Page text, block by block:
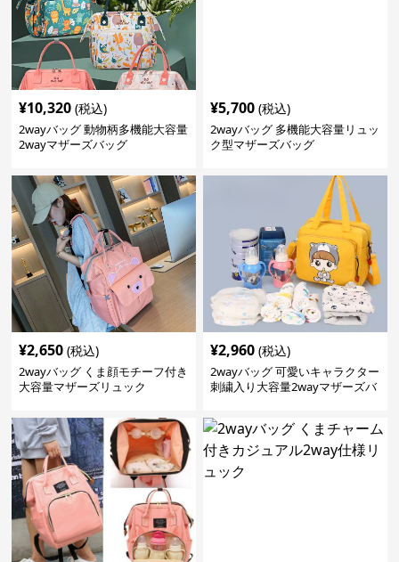
¥10,320 (税込)
2wayバッグ 動物柄多機能大容量
2wayマザーズバッグ
¥5,700 (税込)
2wayバッグ 多機能大容量リュッ
ク型マザーズバッグ
¥2,650 (税込)
2wayバッグ くま顔モチーフ付き
大容量マザーズリュック
¥2,960 (税込)
2wayバッグ 可愛いキャラクター
刺繍入り大容量2wayマザーズバ